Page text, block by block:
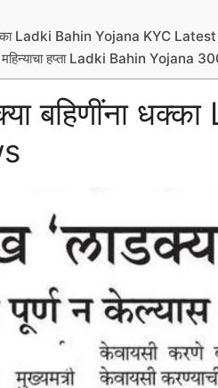
Ladki Bahin Yojana KYC
महिन्याचा हप्ता Ladki Bahin
बहिणींना